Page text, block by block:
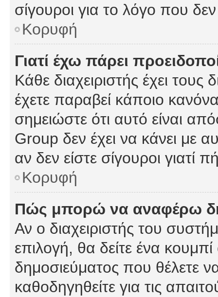
σίγουροι για το λόγο που
Κορυφή
Γιατί έχω πάρει
Κάθε διαχειριστής έχει
έχετε παραβεί κάποιο
σημειώστε ότι αυτό είναι
Group δεν έχει να κάνει με
αν δεν είστε σίγουροι γιατί
Κορυφή
Πώς μπορώ να αναφέρω
Αν ο διαχειριστής του
επιλογή, θα δείτε ένα
δημοσιεύματος που θέλετε
καθοδηγηθείτε για τις